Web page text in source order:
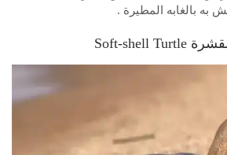
به بالغابه المطيرة .